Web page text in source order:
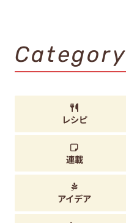
Category
レシピ
連載
アイデア